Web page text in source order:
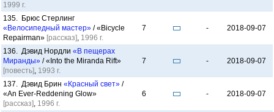
1999 г.
135. Брюс Стерлинг
«Велосипедный мастер» / «Bicycle
Repairman» [рассказ], 1996 г.
7 - 2018-09-07
136. Дэвид Нордли «В пещерах
Миранды» / «Into the Miranda Rift»
[повесть], 1993 г.
7 - 2018-09-07
137. Дэвид Брин «Красный свет» /
«An Ever-Reddening Glow»
[рассказ], 1996 г.
6 - 2018-09-07